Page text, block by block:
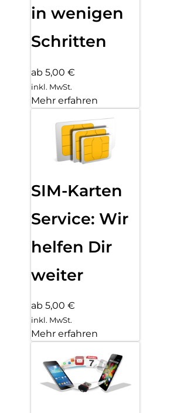
in wenigen
Schritten
ab 5,00 €
inkl. MwSt.
Mehr erfahren
SIM-Karten
Service: Wir
helfen Dir
weiter
ab 5,00 €
inkl. MwSt.
Mehr erfahren